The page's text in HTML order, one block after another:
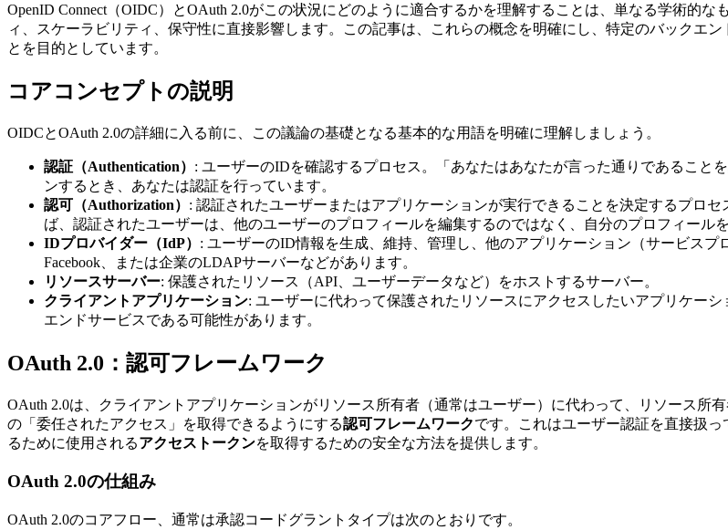
OpenID Connect（OIDC）とOAuth 2.0がこの状況にどのように適合するかを理解することは、単なる学術的
ィ、スケーラビリティ、保守性に直接影響します。この記事は、これらの概念を明確にし、特定のバックエ
とを目的としています。
コアコンセプトの説明
OIDCとOAuth 2.0の詳細に入る前に、この議論の基礎となる基本的な用語を明確に理解しましょう。
認証（Authentication） : ユーザーのIDを確認するプロセス。「あなたはあなたが言った通りであること
ンするとき、あなたは認証を行っています。
認可（Authorization） : 認証されたユーザーまたはアプリケーションが実行できることを決定するプロ
ば、認証されたユーザーは、他のユーザーのプロフィールを編集するのではなく、自分のプロフィール
IDプロバイダー（IdP） : ユーザーのID情報を生成、維持、管理し、他のアプリケーション（サービスプ
Facebook、または企業のLDAPサーバーなどがあります。
リソースサーバー: 保護されたリソース（API、ユーザーデータなど）をホストするサーバー。
クライアントアプリケーション: ユーザーに代わって保護されたリソースにアクセスしたいアプリケー
エンドサービスである可能性があります。
OAuth 2.0：認可フレームワーク
OAuth 2.0は、クライアントアプリケーションがリソース所有者（通常はユーザー）に代わって、リソース所
の「委任されたアクセス」を取得できるようにする認可フレームワークです。これはユーザー認証を直接扱
るために使用されるアクセストークンを取得するための安全な方法を提供します。
OAuth 2.0の仕組み
OAuth 2.0のコアフロー、通常は承認コードグラントタイプは次のとおりです。